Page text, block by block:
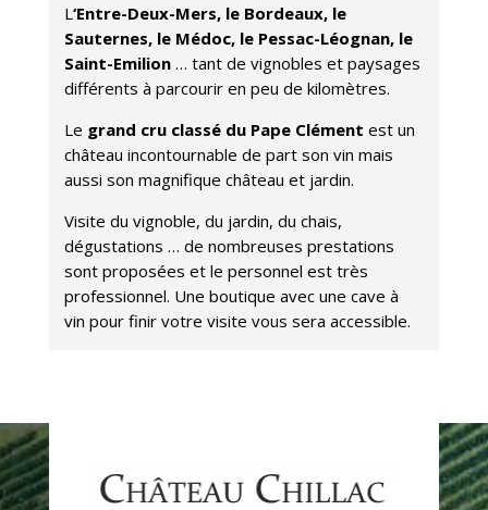
L‘Entre-Deux-Mers, le Bordeaux, le
Sauternes, le Médoc, le Pessac-Léognan, le
Saint-Emilion … tant de vignobles et paysages
différents à parcourir en peu de kilomètres.
Le grand cru classé du Pape Clément est un
château incontournable de part son vin mais
aussi son magnifique château et jardin.
Visite du vignoble, du jardin, du chais,
dégustations … de nombreuses prestations
sont proposées et le personnel est très
professionnel. Une boutique avec une cave à
vin pour finir votre visite vous sera accessible.